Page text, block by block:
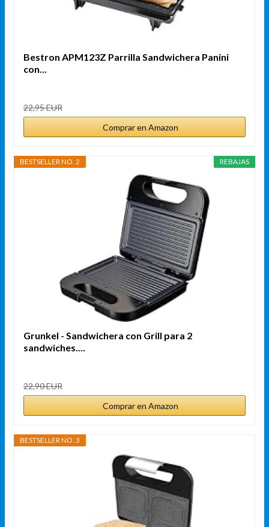
Bestron APM123Z Parrilla Sandwichera Panini
con...
22,95 EUR
Comprar en Amazon
REBAJAS
BESTSELLER NO. 2
Grunkel - Sandwichera con Grill para 2
sandwiches....
22,90 EUR
Comprar en Amazon
BESTSELLER NO. 3